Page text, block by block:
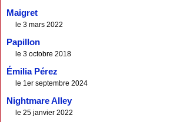
Maigret
le 3 mars 2022
Papillon
le 3 octobre 2018
Émilia Pérez
le 1er septembre 2024
Nightmare Alley
le 25 janvier 2022